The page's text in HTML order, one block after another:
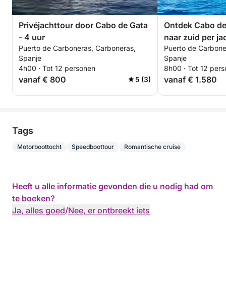
Privéjachttour door Cabo de Gata
- 4 uur
Puerto de Carboneras, Carboneras,
Spanje
4h00 · Tot 12 personen
vanaf € 800 5 (3)
Ontdek Cabo
naar zuid per
Puerto de
Spanje
8h00 · Tot 12
vanaf € 1.580
Tags
Motorboottocht Speedboottour Romantische cruise
Heeft u alle informatie gevonden die u nodig had om
te boeken?
Ja, alles goed/Nee, er ontbreekt iets